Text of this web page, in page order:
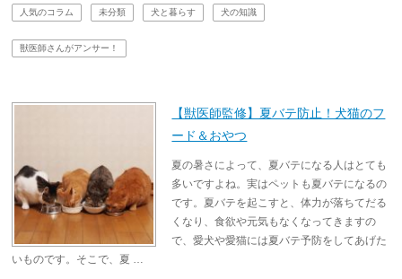
人気のコラム 未分類 犬と暮らす 犬の知識
獣医師さんがアンサー！
【獣医師監修】夏バテ防止！犬猫のフ
ード＆おやつ
夏の暑さによって、夏バテになる人はとても
多いですよね。実はペットも夏バテになるの
です。夏バテを起こすと、体力が落ちてだる
くなり、食欲や元気もなくなってきますの
で、愛犬や愛猫には夏バテ予防をしてあげた
いものです。そこで、夏 …